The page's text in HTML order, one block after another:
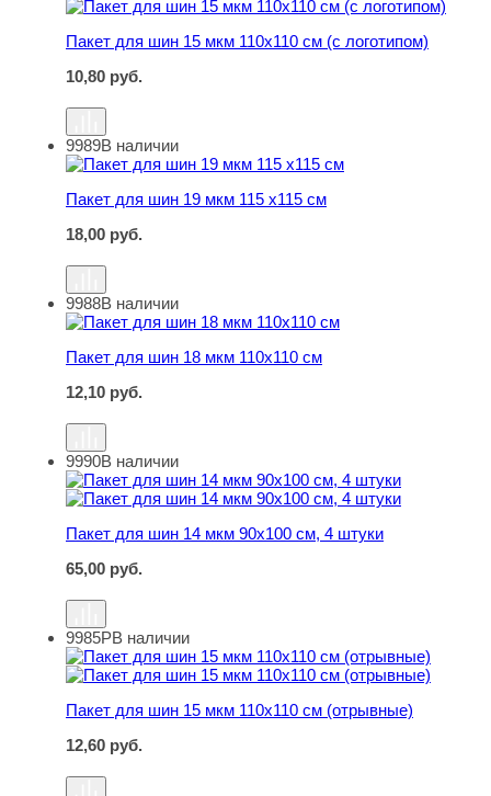
Пакет для шин 15 мкм 110х110 см (с логотипом)
Пакет для шин 15 мкм 110х110 см (с логотипом)
10,80 руб.
Пакет для шин 19 мкм 115 х115 см
9989В наличии
Пакет для шин 19 мкм 115 х115 см
18,00 руб.
Пакет для шин 18 мкм 110х110 см
9988В наличии
Пакет для шин 18 мкм 110х110 см
12,10 руб.
Пакет для шин 14 мкм 90х100 см, 4 штуки
9990В наличии
Пакет для шин 14 мкм 90х100 см, 4 штуки
65,00 руб.
Пакет для шин 15 мкм 110х110 см (отрывные)
9985РВ наличии
Пакет для шин 15 мкм 110х110 см (отрывные)
12,60 руб.